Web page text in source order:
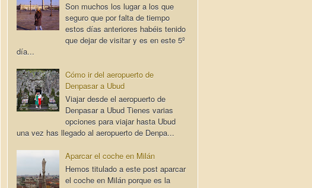
Son muchos los lugar a los que
seguro que por falta de tiempo
estos días anteriores habéis tenido
que dejar de visitar y es en este 5º
día...
Cómo ir del aeropuerto de
Denpasar a Ubud
Viajar desde el aeropuerto de
Denpasar a Ubud Tienes varias
opciones para viajar hasta Ubud
una vez has llegado al aeropuerto de Denpa...
Aparcar el coche en Milán
Hemos titulado a este post aparcar
el coche en Milán porque es la